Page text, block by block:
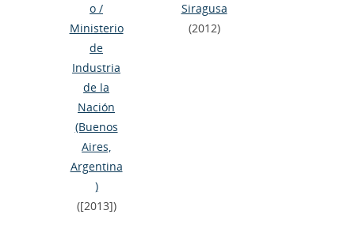
o /
Ministerio
de
Industria
de la
Nación
(Buenos
Aires,
Argentina
)
([2013])
Siragusa
(2012)